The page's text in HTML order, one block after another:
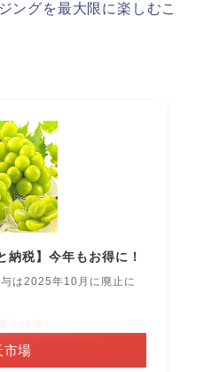
ングを最大限に楽しむこ
納税】今年もお得に！
は2025年10月に廃止に
市場